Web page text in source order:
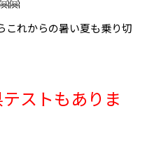
これからの暑い夏も乗り切
ストもありま